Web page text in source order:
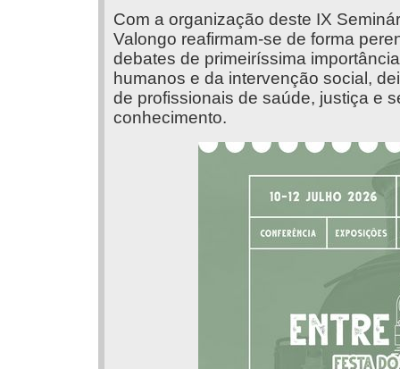
Com a organização deste IX
Valongo reafirmam-se de forma
debates de primeiríssima
humanos e da intervenção social,
de profissionais de saúde, justiça e
conhecimento.